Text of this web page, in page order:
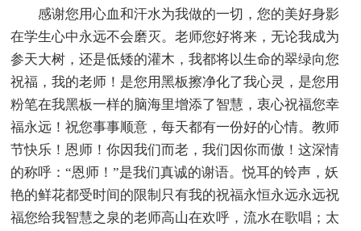
感谢您用心血和汗水为我做的一切，您的美好身影
在学生心中永远不会磨灭。老师您好将来，无论我成为
参天大树，还是低矮的灌木，我都将以生命的翠绿向您
祝福，我的老师！是您用黑板擦净化了我心灵，是您用
粉笔在我黑板一样的脑海里增添了智慧，衷心祝福您幸
福永远！祝您事事顺意，每天都有一份好的心情。教师
节快乐！恩师！你因我们而老，我们因你而傲！这深情
的称呼：“恩师！”是我们真诚的谢语。悦耳的铃声，妖
艳的鲜花都受时间的限制只有我的祝福永恒永远永远祝
福您给我智慧之泉的老师高山在欢呼，流水在歌唱；太